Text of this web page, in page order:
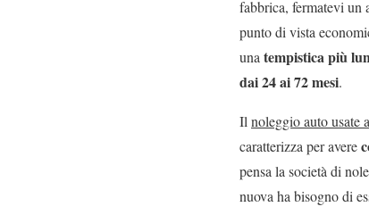
fabbrica, fermatevi un
punto di vista
unatempistica più
dai 24 ai 72 mesi.
Ilnoleggio auto usate
caratterizza per avere
pensa la società di
nuova ha bisogno di